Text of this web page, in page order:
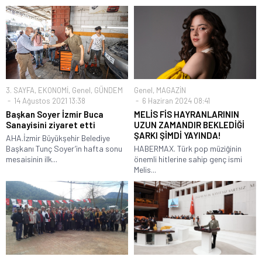
3. SAYFA, EKONOMİ, Genel, GÜNDEM
14 Ağustos 2021 13:38
Başkan Soyer İzmir Buca
Sanayisini ziyaret etti
AHA.İzmir Büyükşehir Belediye
Başkanı Tunç Soyer’in hafta sonu
mesaisinin ilk...
Genel, MAGAZİN
6 Haziran 2024 08:41
MELİS FİS HAYRANLARININ
UZUN ZAMANDIR BEKLEDİĞİ
ŞARKI ŞİMDİ YAYINDA!
HABERMAX. Türk pop müziğinin
önemli hitlerine sahip genç ismi
Melis...